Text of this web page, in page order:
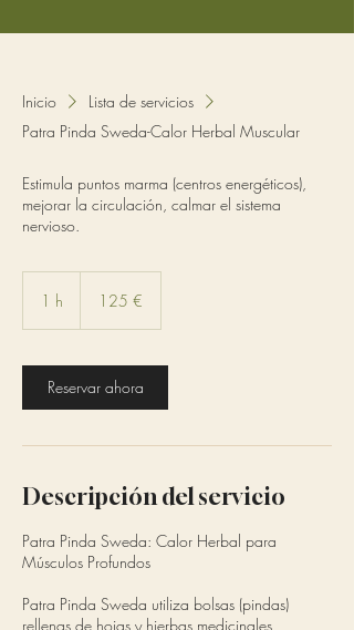
Inicio
Lista de servicios
Patra Pinda Sweda-Calor Herbal Muscular
Estimula puntos marma (centros energéticos),
mejorar la circulación, calmar el sistema
nervioso.
1 h 125 €
Reservar ahora
Descripción del servicio
Patra Pinda Sweda: Calor Herbal para
Músculos Profundos
Patra Pinda Sweda utiliza bolsas (pindas)
rellenas de hojas y hierbas medicinales